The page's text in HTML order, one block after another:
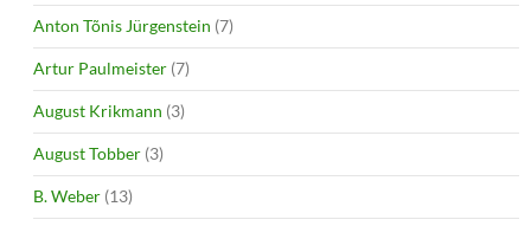
Anton Tõnis Jürgenstein (7)
Artur Paulmeister (7)
August Krikmann (3)
August Tobber (3)
B. Weber (13)